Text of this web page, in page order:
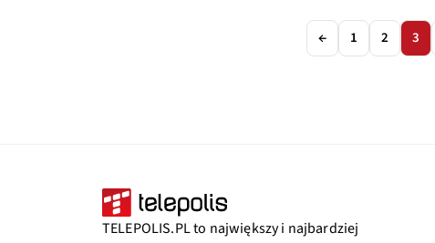
← 1 2 3
TELEPOLIS.PL to największy i najbardziej